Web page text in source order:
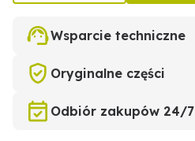
Wsparcie techniczne
Oryginalne części
Odbiór zakupów 24/7